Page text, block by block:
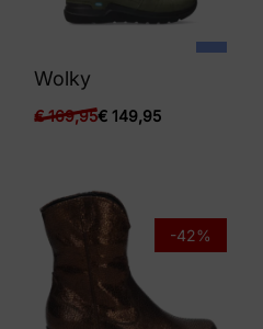
Wolky
€169,95€ 149,95
-42%